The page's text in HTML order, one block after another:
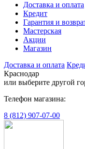
Доставка и оплата
Кредит
Гарантия и
Мастерская
Акции
Магазин
Доставка и оплата
Краснодар
или выберите другой
Телефон магазина:
8 (812) 907-07-00